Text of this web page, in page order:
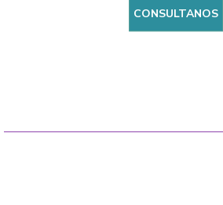
CONSULTANOS